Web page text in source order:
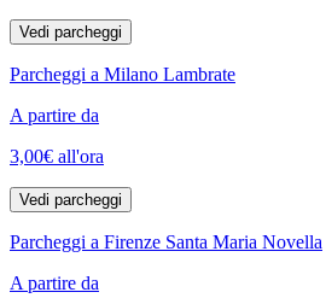
Vedi parcheggi
Parcheggi a Milano Lambrate
A partire da
3,00€ all'ora
Vedi parcheggi
Parcheggi a Firenze Santa Maria Novella
A partire da